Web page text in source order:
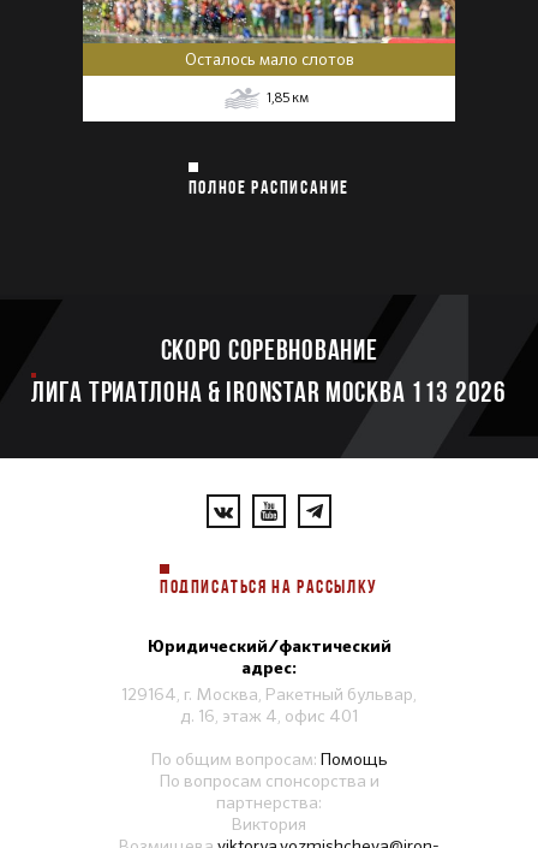
Осталось мало слотов
1,85 км
ПОЛНОЕ РАСПИСАНИЕ
Скоро соревнование
ЛИГА ТРИАТЛОНА & IRONSTAR МОСКВА 113 2026
ПОДПИСАТЬСЯ НА РАССЫЛКУ
Юридический/фактический
адрес:
129164, г. Москва, Ракетный бульвар,
д. 16, этаж 4, офис 401
По общим вопросам: Помощь
По вопросам спонсорства и
партнерства:
Виктория